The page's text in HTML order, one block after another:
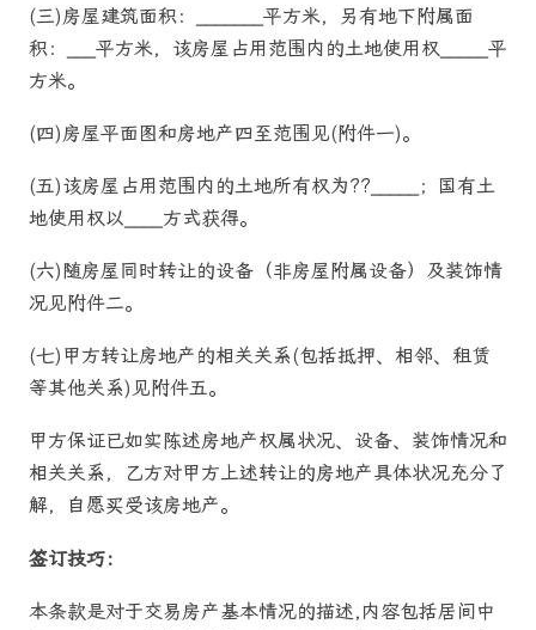
(三)房屋建筑面积：_______平方米，另有地下附属面
积：___平方米，该房屋占用范围内的土地使用权_____平
方米。
(四)房屋平面图和房地产四至范围见(附件一)。
(五)该房屋占用范围内的土地所有权为??_____；国有土
地使用权以____方式获得。
(六)随房屋同时转让的设备（非房屋附属设备）及装饰情
况见附件二。
(七)甲方转让房地产的相关关系(包括抵押、相邻、租赁
等其他关系)见附件五。
甲方保证已如实陈述房地产权属状况、设备、装饰情况和
相关关系，乙方对甲方上述转让的房地产具体状况充分了
解，自愿买受该房地产。
签订技巧：
本条款是对于交易房产基本情况的描述,内容包括居间中